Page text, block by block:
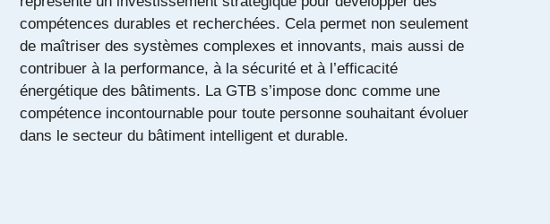
compétences durables et recherchées. Cela permet non seulement
de maîtriser des systèmes complexes et innovants, mais aussi de
contribuer à la performance, à la sécurité et à l’efficacité
énergétique des bâtiments. La GTB s’impose donc comme une
compétence incontournable pour toute personne souhaitant évoluer
dans le secteur du bâtiment intelligent et durable.